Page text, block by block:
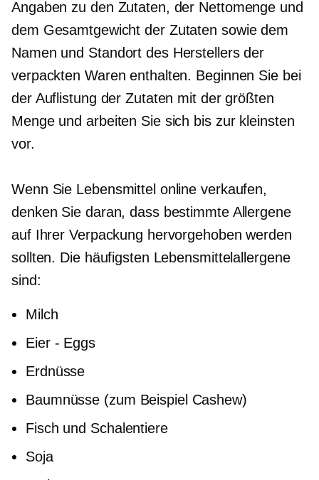
Angaben zu den Zutaten, der Nettomenge und
dem Gesamtgewicht der Zutaten sowie dem
Namen und Standort des Herstellers der
verpackten Waren enthalten. Beginnen Sie bei
der Auflistung der Zutaten mit der größten
Menge und arbeiten Sie sich bis zur kleinsten
vor.
Wenn Sie Lebensmittel online verkaufen,
denken Sie daran, dass bestimmte Allergene
auf Ihrer Verpackung hervorgehoben werden
sollten. Die häufigsten Lebensmittelallergene
sind:
Milch
Eier - Eggs
Erdnüsse
Baumnüsse (zum Beispiel Cashew)
Fisch und Schalentiere
Soja